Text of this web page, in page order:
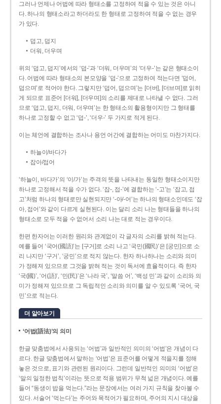
그러나 언제나 어법에 따라 형태소를 고정하여 적을 수 있는 것은 아니
다. 하나의 형태소라고 하더라도 한 형태로 고정하여 적을 수 없는 경우
가 있다.
덥고, 덥지
더워, 더우며
위의 ‘덥고, 덥지’에서의 ‘덥-­’과 ‘더워, 더우며’의 ‘더우-­’는 같은 형태소이
다. 어법에 따라 형태소의 본모양을 ‘덥-­’으로 고정하여 적는다면 ‘덥어,
덥으며’로 적어야 한다. 그렇지만 ‘덥어, 덥으며’는 [더버], [더브며]로 읽히
게 되므로 표준어 [더워], [더우며]의 소리를 제대로 나타낼 수 없다. 그러
므로 ‘덥고, 덥지, 더워, 더우며’는 한 형태소의 활용형이지만 그 형태를
하나로 고정할 수 없고 ‘덥-’, ‘더우-’ 두 가지로 적게 된다.
이는 체언에 결합하는 조사나 용언 어간에 결합하는 어미도 마찬가지다.
하늘이/바다가
잡아/접어
‘하늘이, 바다가’의 ‘이/가’는 주격의 뜻을 나타내는 동일한 형태소이지만
하나로 고정해서 적을 수가 없다. ‘잡-, 접-’에 결합하는 ‘-고’는 ‘잡고, 접
고’처럼 하나의 형태로만 실현되지만 ‘-아/-어’는 하나의 형태소인데도 ‘잡
아, 접어’와 같이 다르게 실현된다. 이는 달리 소리 나는 형태들을 하나의
형태소로 모두 적을 수 없어서 소리 나는 대로 적는 경우이다.
한편 한자어는 이러한 원리와 관계없이 각 글자의 소리를 밝혀 적는다.
예를 들어 ‘국어(國語)’는 [구거]로 소리 나고 ‘국민(國民)’은 [궁민]으로 소
리 나지만 ‘구거’, ‘궁민’으로 적지 않는다. 한자 하나하나는 소리와 의미
가 정해져 있으므로 그것을 밝혀 적는 것이 독서에 효율적이다. 즉 한자
‘국(國)’, ‘어(語)’, ‘민(民)’은 ‘나라 국’, ‘말씀 어’, ‘백성 민’과 같이 소리와 의
미가 정해져 있으므로 그 독립적인 소리와 의미를 알 수 있도록 ‘국어, 국
민’으로 적는다.
더 알아보기
‘어법(語法)’의 의미
한글 맞춤법에서 사용되는 ‘어법’과 일반적인 의미의 ‘어법’은 개념이 다
르다. 한글 맞춤법에서 말하는 ‘어법’은 표준어를 어떻게 적을지를 정해
놓은 것으로, 표기와 관련된 원리이다. 그런데 일반적인 의미의 ‘어법’은
‘말의 일정한 법칙’이라는 뜻으로 적용 범위가 무척 넓은 개념이다. 예를
들어 “동생이 밥을 먹는다.”라는 문장에서는 여러 가지 규칙을 찾아볼 수
있다. 서술어 ‘먹는다’는 주어와 목적어가 필요하며, 주어의 지시 대상을